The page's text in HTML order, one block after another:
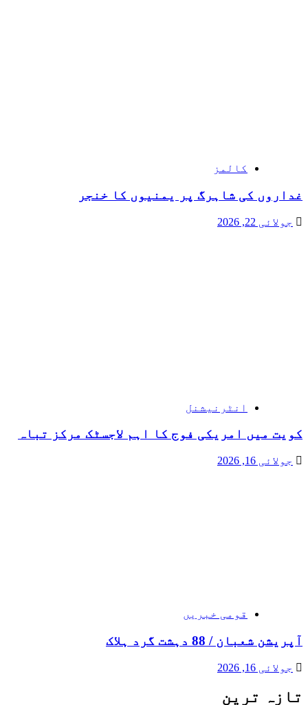
کالمز
غداروں کی شاہرگ پر یمنیوں کا خنجر
جولائی 22, 2026
انٹرنیشنل
کویت میں امریکی فوج کا اہم لاجسٹک مرکز تباہ
جولائی 16, 2026
قومی خبریں
آپریشن شعبان / 88 دہشت گرد ہلاک
جولائی 16, 2026
تازہ ترین